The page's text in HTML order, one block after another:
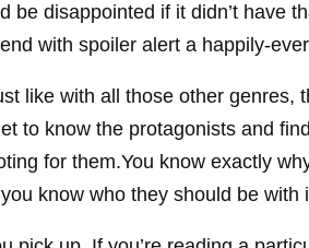
be disappointed if it didn’t have
with spoiler alert a happily-
like with all those other genres,
to know the protagonists and
for them.You know exactly
know who they should be with